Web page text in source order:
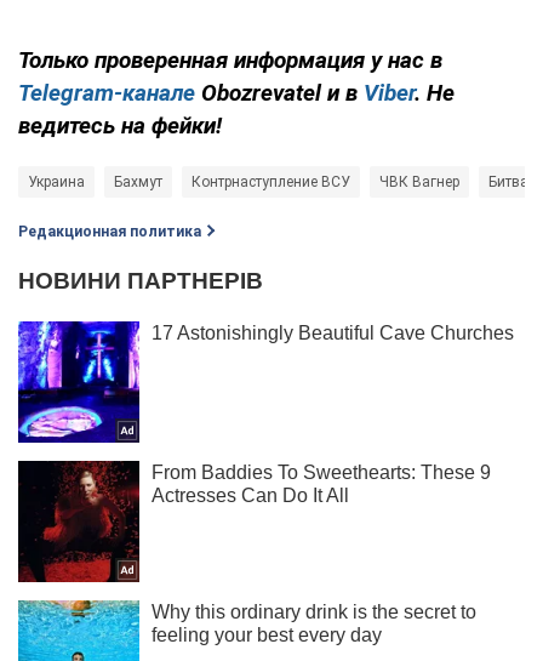
Только проверенная информация у нас в
Telegram-канале Obozrevatel и в Viber. Не
ведитесь на фейки!
Украина Бахмут Контрнаступление ВСУ ЧВК Вагнер Битва
Редакционная политика